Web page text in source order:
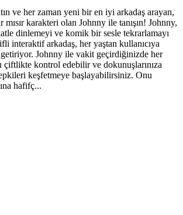
ve her zaman yeni bir en iyi arkadaş arayan,
karakteri olan Johnny ile tanışın! Johnny,
dinlemeyi ve komik bir sesle tekrarlamayı
interaktif arkadaş, her yaştan kullanıcıya
Johnny ile vakit geçirdiğinizde her
çiftlikte kontrol edebilir ve dokunuşlarınıza
keşfetmeye başlayabilirsiniz. Onu
hafifç...